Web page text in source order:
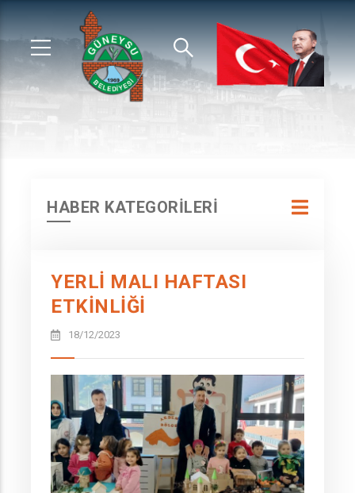
HABER KATEGORİLERİ
YERLİ MALI HAFTASI
ETKİNLİĞİ
18/12/2023